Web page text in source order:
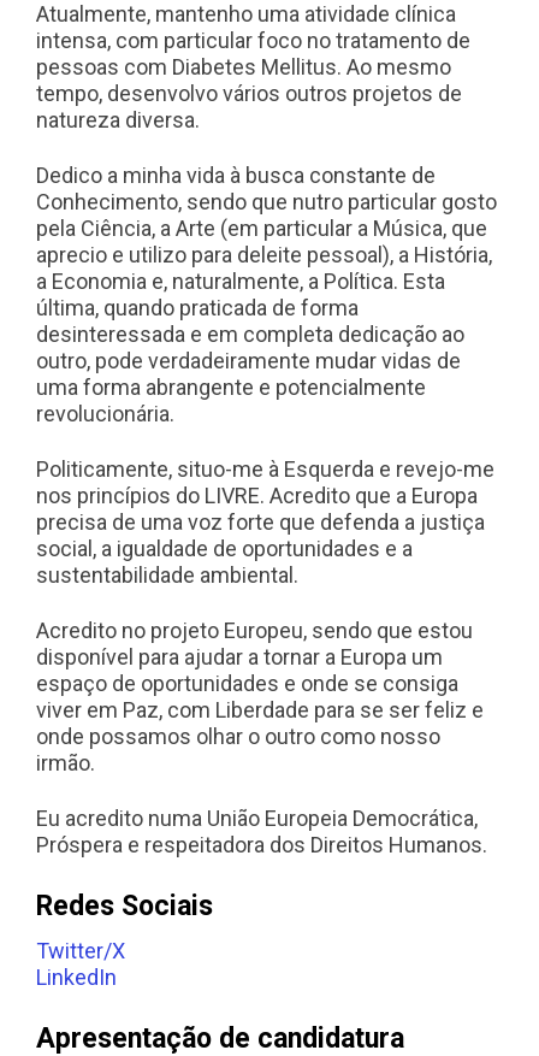
Atualmente, mantenho uma atividade clínica
intensa, com particular foco no tratamento de
pessoas com Diabetes Mellitus. Ao mesmo
tempo, desenvolvo vários outros projetos de
natureza diversa.
Dedico a minha vida à busca constante de
Conhecimento, sendo que nutro particular gosto
pela Ciência, a Arte (em particular a Música, que
aprecio e utilizo para deleite pessoal), a História,
a Economia e, naturalmente, a Política. Esta
última, quando praticada de forma
desinteressada e em completa dedicação ao
outro, pode verdadeiramente mudar vidas de
uma forma abrangente e potencialmente
revolucionária.
Politicamente, situo-me à Esquerda e revejo-me
nos princípios do LIVRE. Acredito que a Europa
precisa de uma voz forte que defenda a justiça
social, a igualdade de oportunidades e a
sustentabilidade ambiental.
Acredito no projeto Europeu, sendo que estou
disponível para ajudar a tornar a Europa um
espaço de oportunidades e onde se consiga
viver em Paz, com Liberdade para se ser feliz e
onde possamos olhar o outro como nosso
irmão.
Eu acredito numa União Europeia Democrática,
Próspera e respeitadora dos Direitos Humanos.
Redes Sociais
Twitter/X
LinkedIn
Apresentação de candidatura